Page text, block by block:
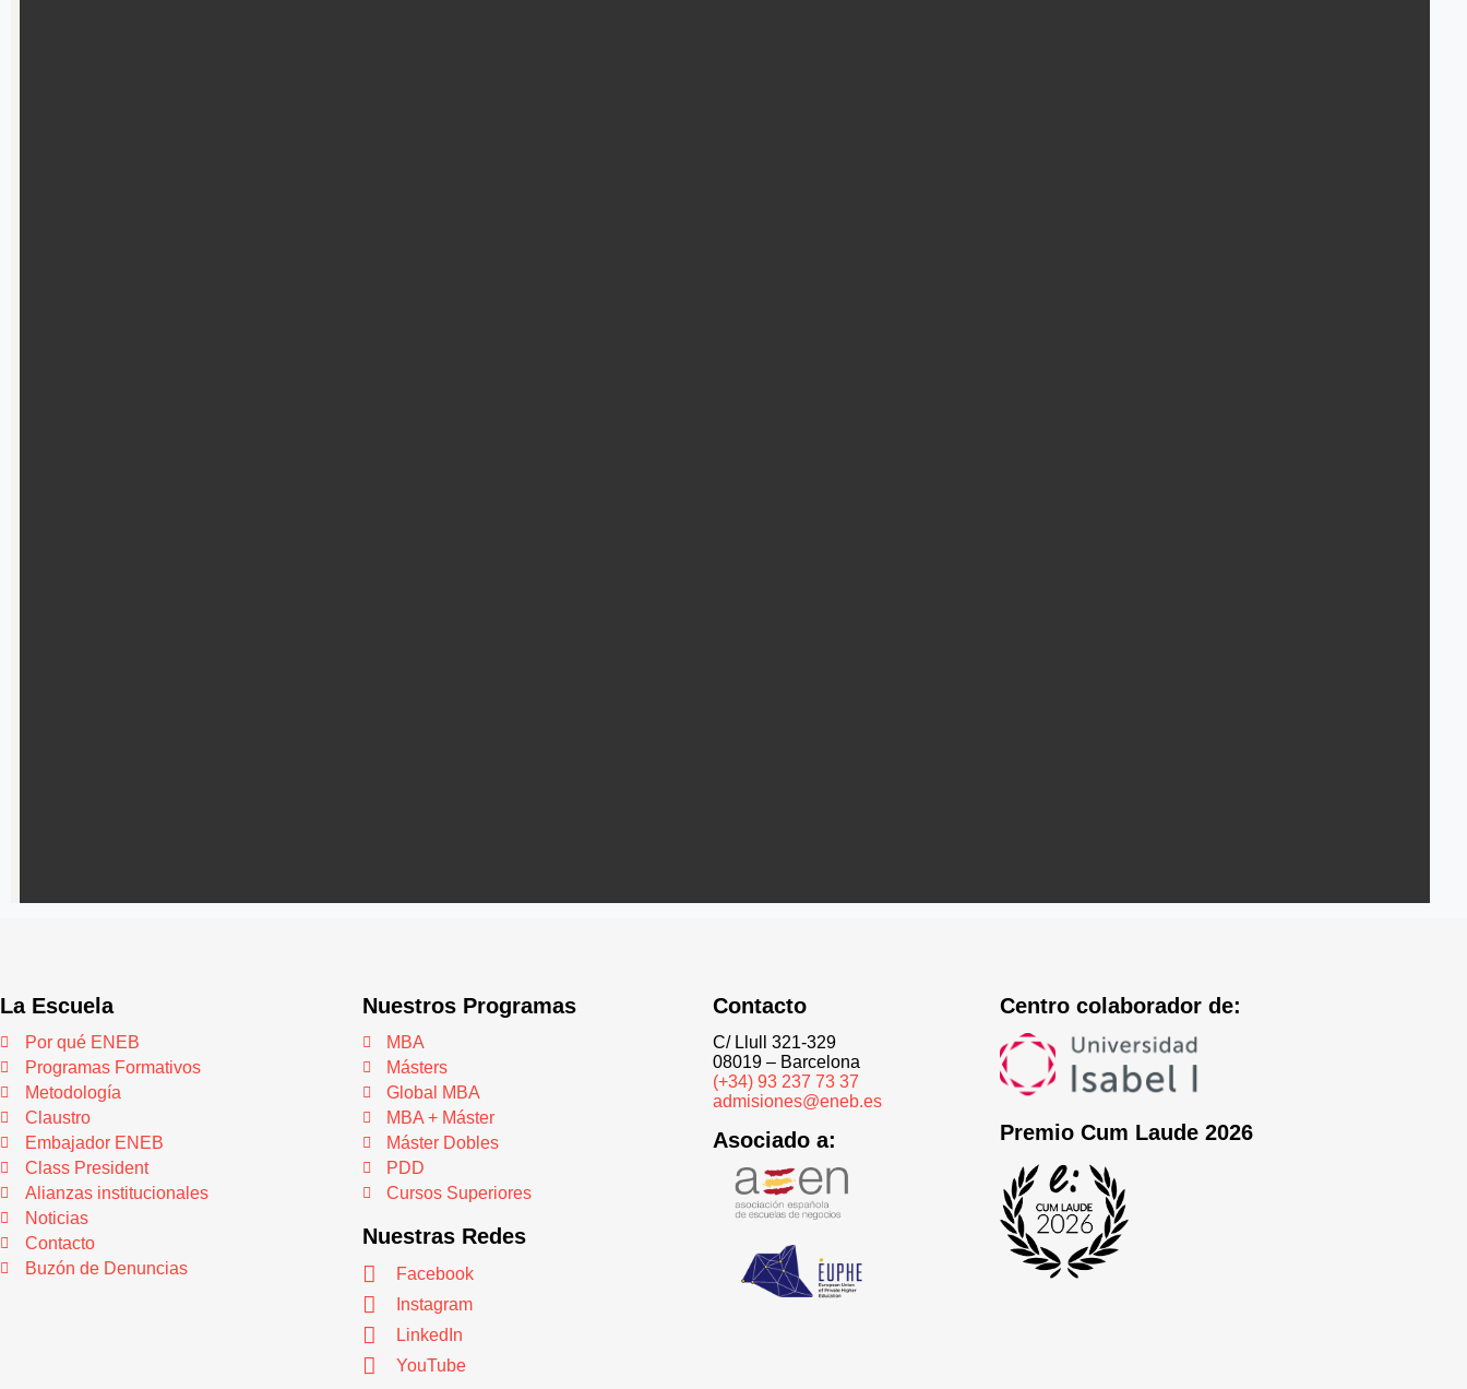
La Escuela
Por qué ENEB
Programas Formativos
Metodología
Claustro
Embajador ENEB
Class President
Alianzas institucionales
Noticias
Contacto
Buzón de Denuncias
Nuestros Programas
MBA
Másters
Global MBA
MBA + Máster
Máster Dobles
PDD
Cursos Superiores
Nuestras Redes
Facebook
Instagram
LinkedIn
YouTube
Contacto
C/ Llull 321-329
08019 – Barcelona
(+34) 93 237 73 37
admisiones@eneb.es
Asociado a:
Centro colaborador de:
Premio Cum Laude 2026